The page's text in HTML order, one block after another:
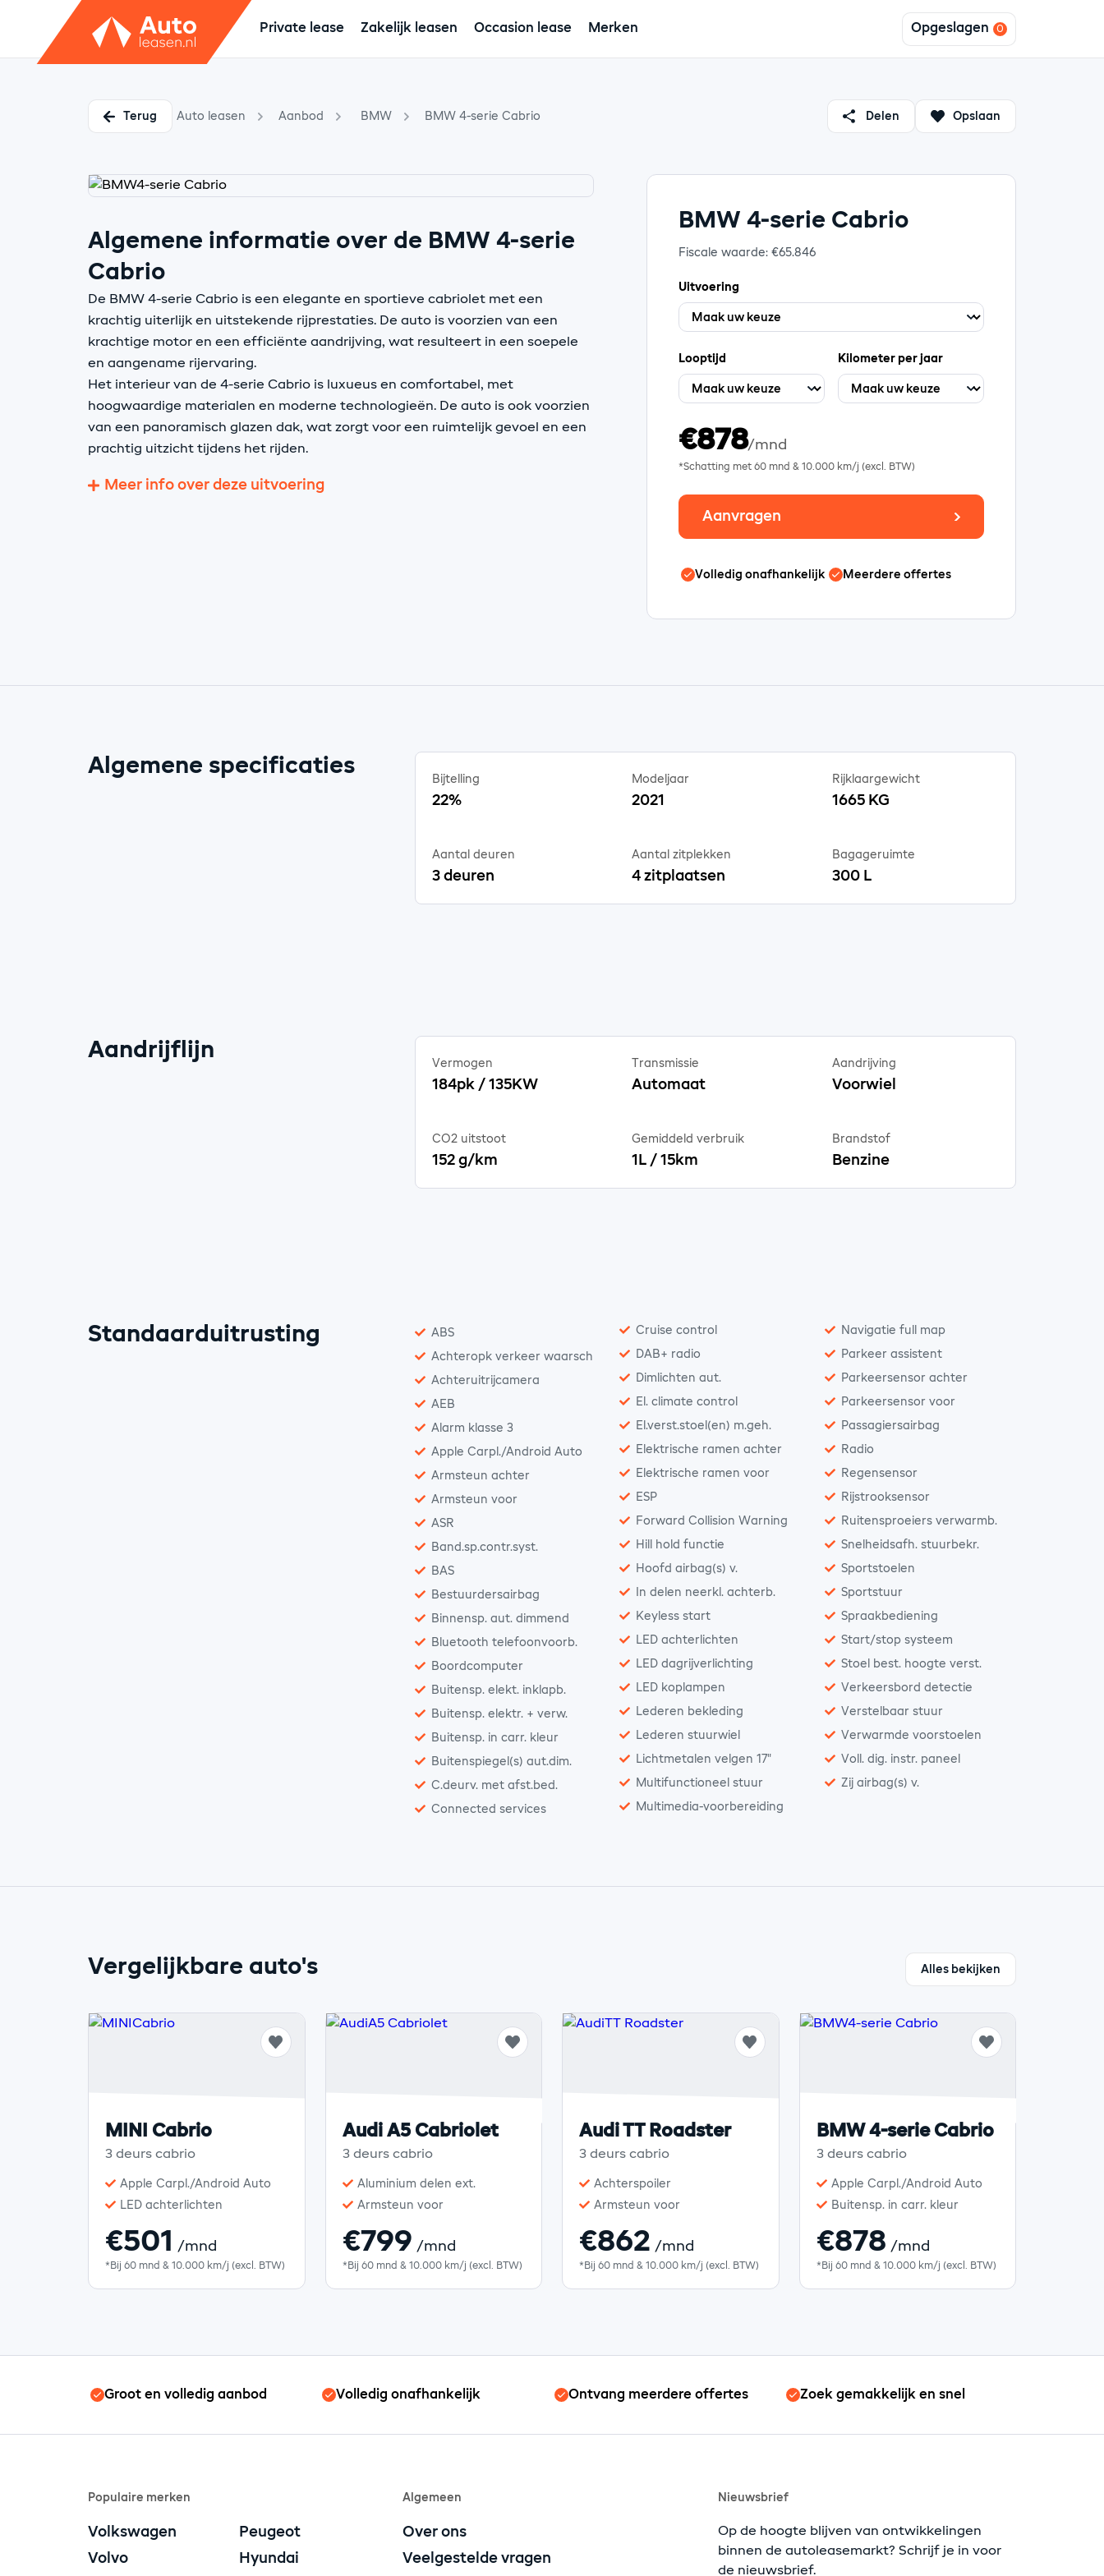
Private lease Zakelijk leasen Occasion lease Merken Opgeslagen
Terug Auto leasen Aanbod BMW BMW 4-serie Cabrio Delen Opslaan
Algemene informatie over de BMW 4-serie
Cabrio
De BMW 4-serie Cabrio is een elegante en sportieve cabriolet met een
krachtig uiterlijk en uitstekende rijprestaties. De auto is voorzien van een
krachtige motor en een efficiënte aandrijving, wat resulteert in een soepele
en aangename rijervaring.
Het interieur van de 4-serie Cabrio is luxueus en comfortabel, met
hoogwaardige materialen en moderne technologieën. De auto is ook voorzien
van een panoramisch glazen dak, wat zorgt voor een ruimtelijk gevoel en een
prachtig uitzicht tijdens het rijden.
Meer info over deze uitvoering
BMW 4-serie Cabrio
Fiscale waarde: €65.846
Uitvoering
Looptijd Kilometer per jaar
€878/mnd
*Schatting met 60 mnd &10.000 km/j (excl. BTW)
Aanvragen
Volledig onafhankelijk Meerdere offertes
Algemene specificaties
Bijtelling
22%
Modeljaar
2021
Rijklaargewicht
1665 KG
Aantal deuren
3 deuren
Aantal zitplekken
4 zitplaatsen
Bagageruimte
300 L
Aandrijflijn
Vermogen
184pk / 135KW
Transmissie
Automaat
Aandrijving
Voorwiel
CO2 uitstoot
152 g/km
Gemiddeld verbruik
1L / 15km
Brandstof
Benzine
Standaarduitrusting ABS
Achteropk verkeer waarsch
Achteruitrijcamera
AEB
Alarm klasse 3
Apple Carpl./Android Auto
Armsteun achter
Armsteun voor
ASR
Band.sp.contr.syst.
BAS
Bestuurdersairbag
Binnensp. aut. dimmend
Bluetooth telefoonvoorb.
Boordcomputer
Buitensp. elekt. inklapb.
Buitensp. elektr. + verw.
Buitensp. in carr. kleur
Buitenspiegel(s) aut.dim.
C.deurv. met afst.bed.
Connected services
Cruise control
DAB+ radio
Dimlichten aut.
El. climate control
El.verst.stoel(en) m.geh.
Elektrische ramen achter
Elektrische ramen voor
ESP
Forward Collision Warning
Hill hold functie
Hoofd airbag(s) v.
In delen neerkl. achterb.
Keyless start
LED achterlichten
LED dagrijverlichting
LED koplampen
Lederen bekleding
Lederen stuurwiel
Lichtmetalen velgen 17"
Multifunctioneel stuur
Multimedia-voorbereiding
Navigatie full map
Parkeer assistent
Parkeersensor achter
Parkeersensor voor
Passagiersairbag
Radio
Regensensor
Rijstrooksensor
Ruitensproeiers verwarmb.
Snelheidsafh. stuurbekr.
Sportstoelen
Sportstuur
Spraakbediening
Start/stop systeem
Stoel best. hoogte verst.
Verkeersbord detectie
Verstelbaar stuur
Verwarmde voorstoelen
Voll. dig. instr. paneel
Zij airbag(s) v.
Vergelijkbare auto's Alles bekijken
MINI Cabrio
3 deurs cabrio
Apple Carpl./Android Auto
LED achterlichten
€501 /mnd
*Bij 60 mnd & 10.000 km/j (excl. BTW)
Audi A5 Cabriolet
3 deurs cabrio
Aluminium delen ext.
Armsteun voor
€799 /mnd
*Bij 60 mnd & 10.000 km/j (excl. BTW)
Audi TT Roadster
3 deurs cabrio
Achterspoiler
Armsteun voor
€862 /mnd
*Bij 60 mnd & 10.000 km/j (excl. BTW)
BMW 4-serie Cabrio
3 deurs cabrio
Apple Carpl./Android Auto
Buitensp. in carr. kleur
€878 /mnd
*Bij 60 mnd & 10.000 km/j (excl. BTW)
Groot en volledig aanbod Volledig onafhankelijk Ontvang meerdere offertes Zoek gemakkelijk en snel
Populaire merken
Volkswagen
Peugeot
Volvo
Hyundai
Algemeen
Over ons
Veelgestelde vragen
Nieuwsbrief
Op de hoogte blijven van ontwikkelingen
binnen de autoleasemarkt? Schrijf je in voor
de nieuwsbrief.